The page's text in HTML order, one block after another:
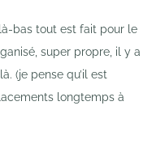
bas tout est fait pour le
super propre, il y a
(je pense qu’il est
longtemps à